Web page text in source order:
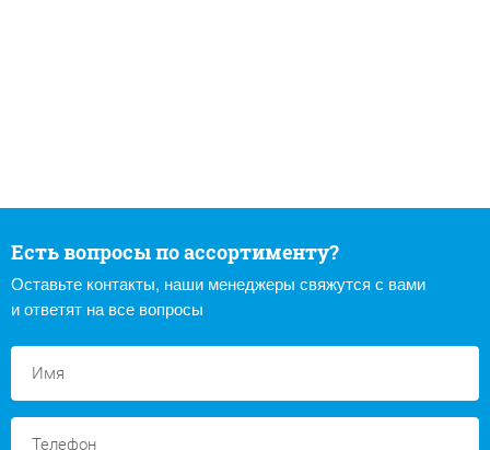
Есть вопросы по ассортименту?
Оставьте контакты, наши менеджеры свяжутся с вами
и ответят на все вопросы